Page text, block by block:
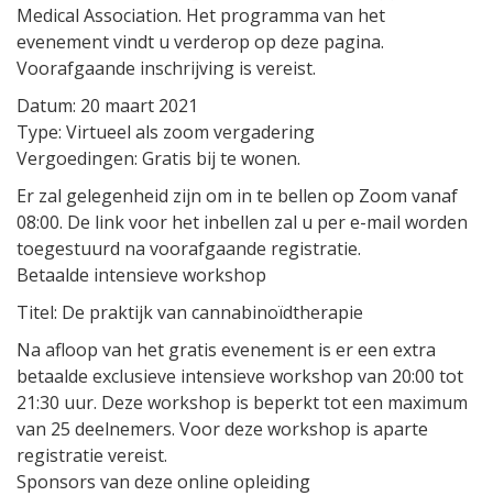
Medical Association. Het programma van het
evenement vindt u verderop op deze pagina.
Voorafgaande inschrijving is vereist.
Datum: 20 maart 2021
Type: Virtueel als zoom vergadering
Vergoedingen: Gratis bij te wonen.
Er zal gelegenheid zijn om in te bellen op Zoom vanaf
08:00. De link voor het inbellen zal u per e-mail worden
toegestuurd na voorafgaande registratie.
Betaalde intensieve workshop
Titel: De praktijk van cannabinoïdtherapie
Na afloop van het gratis evenement is er een extra
betaalde exclusieve intensieve workshop van 20:00 tot
21:30 uur. Deze workshop is beperkt tot een maximum
van 25 deelnemers. Voor deze workshop is aparte
registratie vereist.
Sponsors van deze online opleiding